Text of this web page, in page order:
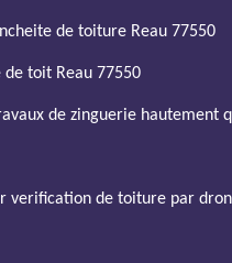
de toiture Reau 77550
toit Reau 77550
de zinguerie hautement
verification de toiture par